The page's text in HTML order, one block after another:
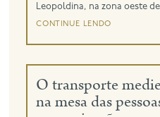
Leopoldina, na zona oeste
continue lendo
O transporte
na mesa das